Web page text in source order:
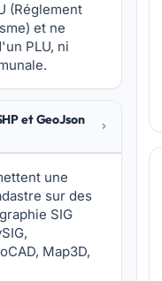
(Réglement
et ne
PLU, ni
et GeoJson
une
sur des
SIG
Map3D,